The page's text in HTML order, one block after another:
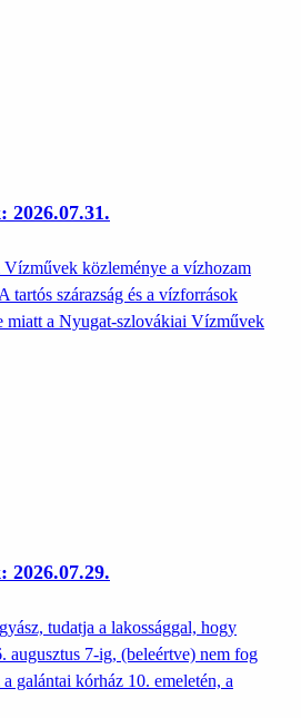
2026.07.31.
közleménye a vízhozam
tartós szárazság és a vízforrások
miatt a Nyugat-szlovákiai Vízművek
2026.07.29.
tudatja a lakossággal, hogy
augusztus 7-ig, (beleértve) nem fog
galántai kórház 10. emeletén, a